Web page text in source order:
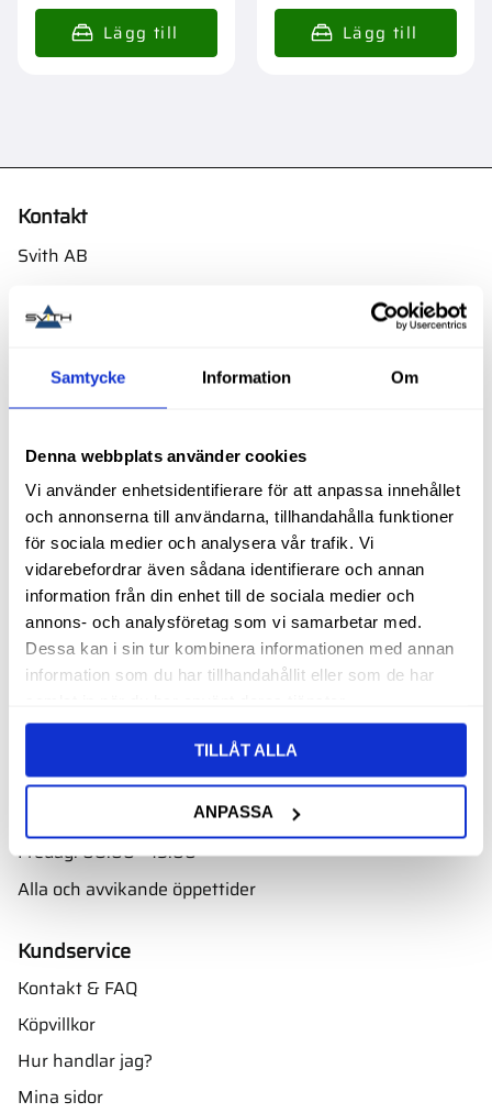
Samtycke Information Om
Denna webbplats använder cookies
Vi använder enhetsidentifierare för att anpassa innehållet
och annonserna till användarna, tillhandahålla funktioner
för sociala medier och analysera vår trafik. Vi
vidarebefordrar även sådana identifierare och annan
information från din enhet till de sociala medier och
annons- och analysföretag som vi samarbetar med.
Dessa kan i sin tur kombinera informationen med annan
information som du har tillhandahållit eller som de har
TILLÅT ALLA
ANPASSA
Kontakt
Svith AB
E-post:
Oscarsbergsvägen 11
Butik
Välkommen till vår butik i Nyköping bara ett par minuter
från E4. Ta avfarten mot Skavsta flygplats.
Oscarsbergsvägen 11
Öppettider
Måndag - torsdag: 08.00 - 16.00
Fredag: 08.00 - 15.00
Alla och avvikande öppettider
Kundservice
Kontakt & FAQ
Köpvillkor
Hur handlar jag?
Mina sidor